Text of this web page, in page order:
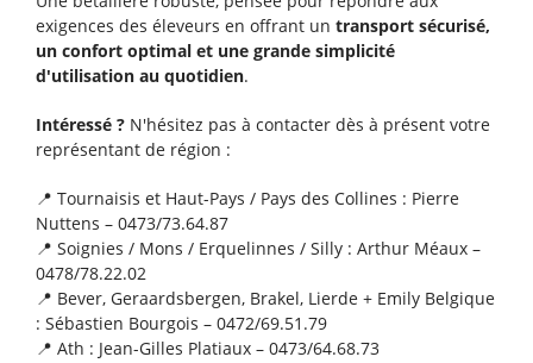
Une benne TP Rolland ROLLROC 5300 vendue !
Une remorque Rolland vendue !
exigences des éleveurs en offrant un transport sécurisé,
un confort optimal et une grande simplicité
d'utilisation au quotidien.
Intéressé ? N'hésitez pas à contacter dès à présent votre
représentant de région :
📍 Tournaisis et Haut-Pays / Pays des Collines : Pierre
Nuttens – 0473/73.64.87
📍 Soignies / Mons / Erquelinnes / Silly : Arthur Méaux –
0478/78.22.02
📍 Bever, Geraardsbergen, Brakel, Lierde + Emily Belgique
: Sébastien Bourgois – 0472/69.51.79
📍 Ath : Jean-Gilles Platiaux – 0473/64.68.73